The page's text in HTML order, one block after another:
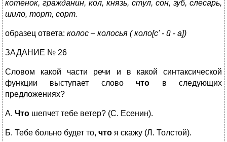
котенок, гражданин, кол, князь, стул, сон, зуб, слесарь,
шило, торт, сорт.
образец ответа: колос – колосья ( коло[с' - й - а])
ЗАДАНИЕ № 26
Словом какой части речи и в какой синтаксической
функции выступает словочто в следующих
предложениях?
А. Что шепчет тебе ветер? (С. Есенин).
Б. Тебе больно будет то, что я скажу (Л. Толстой).